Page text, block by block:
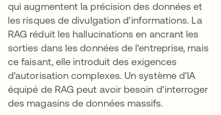
qui augmentent la précision des données et
les risques de divulgation d'informations. La
RAG réduit les hallucinations en ancrant les
sorties dans les données de l'entreprise, mais
ce faisant, elle introduit des exigences
d'autorisation complexes. Un système d'IA
équipé de RAG peut avoir besoin d'interroger
des magasins de données massifs.